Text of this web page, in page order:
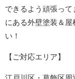
できるよう頑張って
にある外壁塗装＆
い！
【ご対応エリア】